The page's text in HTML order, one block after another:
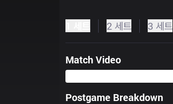
2 세트 3 세트
Match Video
Postgame Breakdown